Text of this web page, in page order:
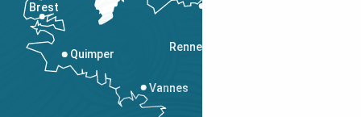
Rennes
Vannes
Quimper
Brest